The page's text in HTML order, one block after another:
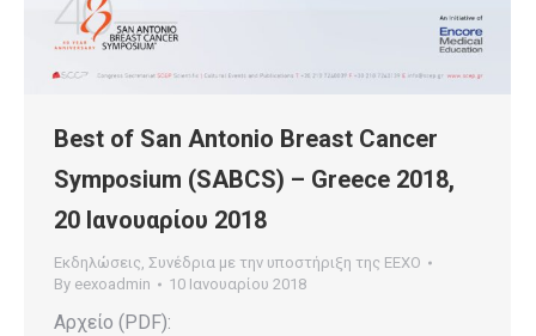
Best of San Antonio Breast Cancer
Symposium (SABCS) – Greece 2018,
20 Ιανουαρίου 2018
Εκδηλώσεις, Συνέδρια με την υποστήριξη της ΕΕΧΟ
By eexoadmin 10 Ιανουαρίου 2018
Αρχείο (PDF):